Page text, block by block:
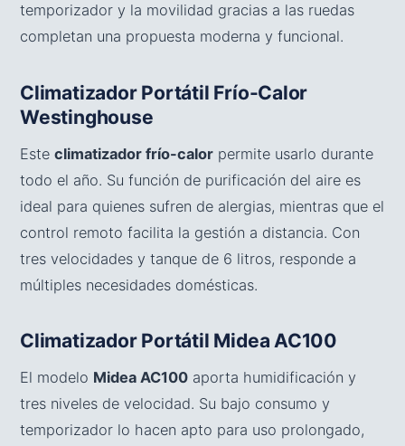
temporizador y la movilidad gracias a las ruedas
completan una propuesta moderna y funcional.
Climatizador Portátil Frío-Calor
Westinghouse
Este climatizador frío-calor permite usarlo durante
todo el año. Su función de purificación del aire es
ideal para quienes sufren de alergias, mientras que el
control remoto facilita la gestión a distancia. Con
tres velocidades y tanque de 6 litros, responde a
múltiples necesidades domésticas.
Climatizador Portátil Midea AC100
El modelo Midea AC100 aporta humidificación y
tres niveles de velocidad. Su bajo consumo y
temporizador lo hacen apto para uso prolongado,